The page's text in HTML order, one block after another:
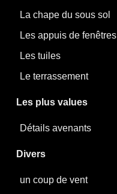
La chape du sous sol
Les appuis de fenêtres
Les tuiles
Le terrassement
Les plus values
Détails avenants
Divers
un coup de vent